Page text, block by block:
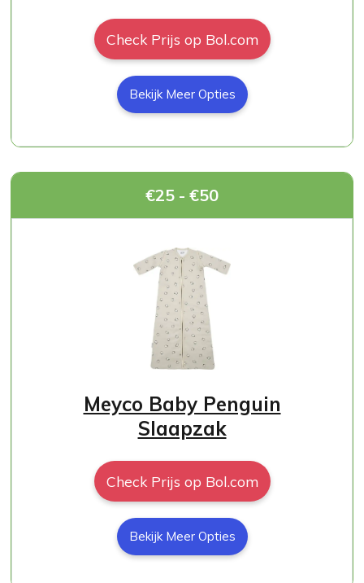
Check Prijs op Bol.com
Bekijk Meer Opties
€25 - €50
Meyco Baby Penguin
Slaapzak
Check Prijs op Bol.com
Bekijk Meer Opties